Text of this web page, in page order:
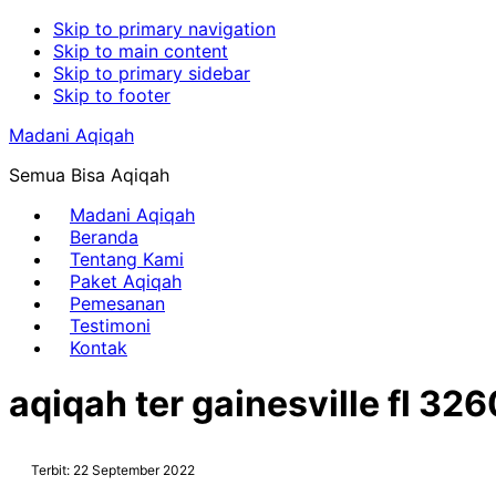
Skip to primary navigation
Skip to main content
Skip to primary sidebar
Skip to footer
Madani Aqiqah
Semua Bisa Aqiqah
Madani Aqiqah
Beranda
Tentang Kami
Paket Aqiqah
Pemesanan
Testimoni
Kontak
aqiqah ter gainesville fl
Terbit: 22 September 2022